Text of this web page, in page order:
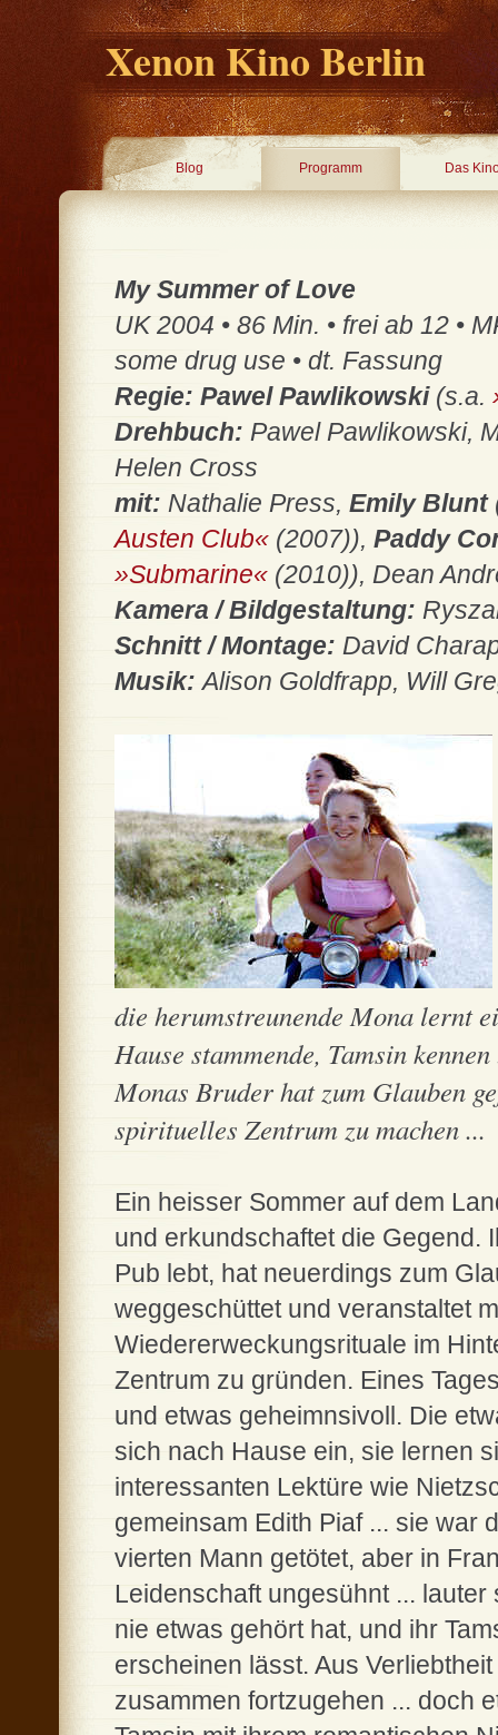
Xenon Kino Berlin
Blog Programm Das
My Summer of Love
UK 2004 • 86 Min. • frei ab 12 •
some drug use • dt. Fassung
Regie: Pawel Pawlikowski (s.a.
Drehbuch: Pawel Pawlikowski,
Helen Cross
mit: Nathalie Press, Emily Blunt
Austen Club« (2007)), Paddy
»Submarine« (2010)), Dean
Kamera / Bildgestaltung:
Schnitt / Montage: David
Musik:Alison Goldfrapp, Will
die herumstreunende Mona lernt
Hause stammende, Tamsin kennen
Monas Bruder hat zum Glauben
spirituelles Zentrum zu machen ...
Ein heisser Sommer auf dem
und erkundschaftet die Gegend.
Pub lebt, hat neuerdings zum
weggeschüttet und veranstaltet
Wiedererweckungsrituale im
Zentrum zu gründen. Eines
und etwas geheimnsivoll. Die
sich nach Hause ein, sie lernen
interessanten Lektüre wie
gemeinsam Edith Piaf ... sie war
vierten Mann getötet, aber in
Leidenschaft ungesühnt ...
nie etwas gehört hat, und ihr
erscheinen lässt. Aus
zusammen fortzugehen ... doch